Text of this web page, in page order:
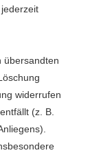
übersandten
widerrufen
(z. B.